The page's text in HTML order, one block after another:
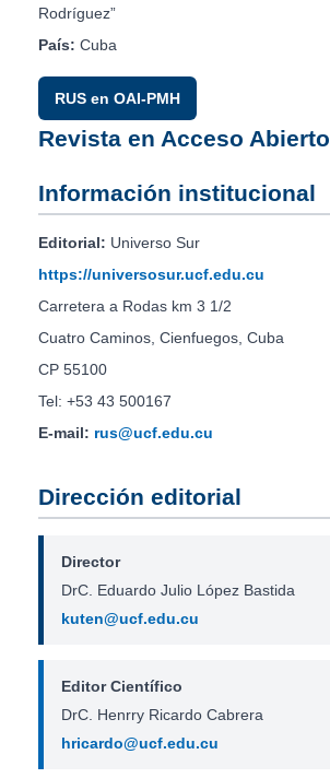
Rodríguez”
País: Cuba
RUS en OAI-PMH
Revista en Acceso Abierto
Información institucional
Editorial: Universo Sur
https://universosur.ucf.edu.cu
Carretera a Rodas km 3 1/2
Cuatro Caminos, Cienfuegos, Cuba
CP 55100
Tel: +53 43 500167
E-mail: rus@ucf.edu.cu
Dirección editorial
Director
DrC. Eduardo Julio López Bastida
kuten@ucf.edu.cu
Editor Científico
DrC. Henrry Ricardo Cabrera
hricardo@ucf.edu.cu